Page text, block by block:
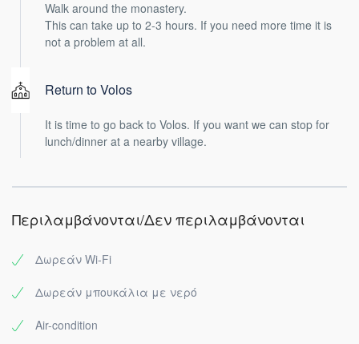
Walk around the monastery.
This can take up to 2-3 hours. If you need more time it is
not a problem at all.
Return to Volos
It is time to go back to Volos. If you want we can stop for
lunch/dinner at a nearby village.
Περιλαμβάνονται/Δεν περιλαμβάνονται
Δωρεάν Wi-Fi
Δωρεάν μπουκάλια με νερό
Air-condition